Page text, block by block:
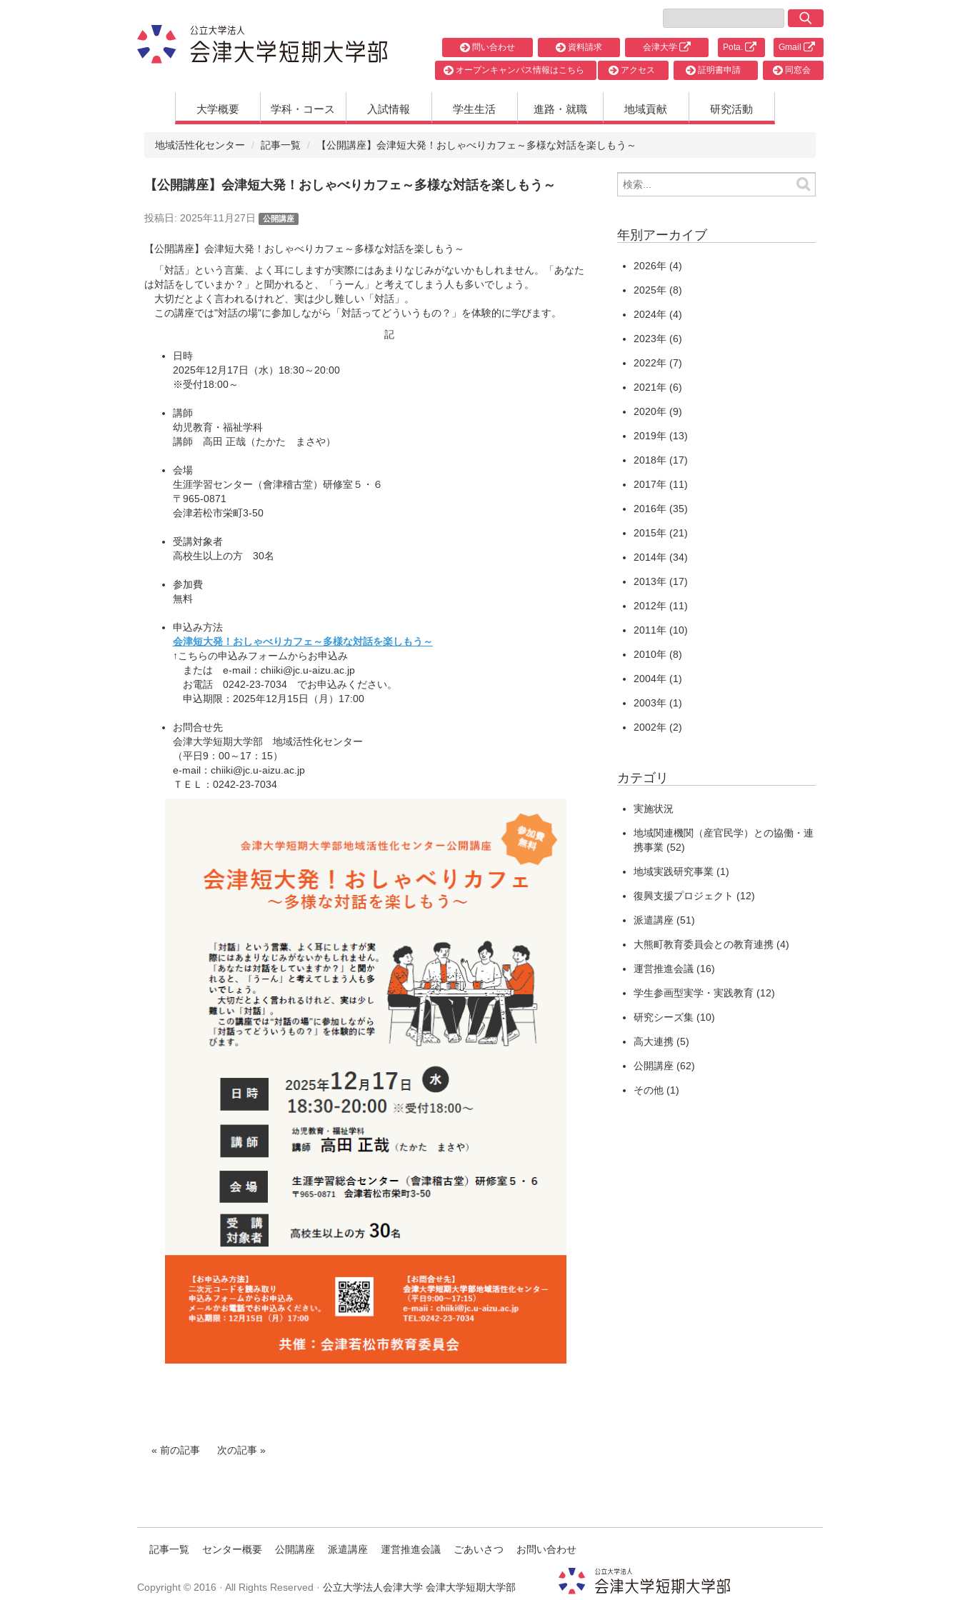
オープンキャンパス情報はこちら アクセス 証明書申請 同窓会
問い合わせ 資料請求 会津大学 Pota. Gmail
大学概要 学科・コース 入試情報 学生生活 進路・就職 地域貢献 研究活動
地域活性化センター 記事一覧 【公開講座】会津短大発！おしゃべりカフェ～多様な対話を楽しもう～
【公開講座】会津短大発！おしゃべりカフェ～多様な対話を楽しもう～
投稿日: 2025年11月27日 公開講座
【公開講座】会津短大発！おしゃべりカフェ～多様な対話を楽しもう～
「対話」という言葉、よく耳にしますが実際にはあまりなじみがないかもしれません。「あなた
は対話をしていまか？」と聞かれると、「うーん」と考えてしまう人も多いでしょう。
大切だとよく言われるけれど、実は少し難しい「対話」。
この講座では"対話の場"に参加しながら「対話ってどういうもの？」を体験的に学びます。
記
日時
2025年12月17日（水）18:30～20:00
※受付18:00～
講師
幼児教育・福祉学科
講師 高田 正哉（たかた まさや）
会場
生涯学習センター（會津稽古堂）研修室５・６
〒965-0871
会津若松市栄町3-50
受講対象者
高校生以上の方 30名
参加費
無料
申込み方法
会津短大発！おしゃべりカフェ～多様な対話を楽しもう～
↑こちらの申込みフォームからお申込み
または e-mail：chiiki@jc.u-aizu.ac.jp
お電話 0242-23-7034 でお申込みください。
申込期限：2025年12月15日（月）17:00
お問合せ先
会津大学短期大学部 地域活性化センター
（平日9：00～17：15）
e-mail：chiiki@jc.u-aizu.ac.jp
ＴＥＬ：0242-23-7034
前の記事 次の記事
年別アーカイブ
2026年 (4)
2025年 (8)
2024年 (4)
2023年 (6)
2022年 (7)
2021年 (6)
2020年 (9)
2019年 (13)
2018年 (17)
2017年 (11)
2016年 (35)
2015年 (21)
2014年 (34)
2013年 (17)
2012年 (11)
2011年 (10)
2010年 (8)
2004年 (1)
2003年 (1)
2002年 (2)
カテゴリ
実施状況
地域関連機関（産官民学）との協働・連
携事業 (52)
地域実践研究事業 (1)
復興支援プロジェクト (12)
派遣講座 (51)
大熊町教育委員会との教育連携 (4)
運営推進会議 (16)
学生参画型実学・実践教育 (12)
研究シーズ集 (10)
高大連携 (5)
公開講座 (62)
その他 (1)
記事一覧 センター概要 公開講座 派遣講座 運営推進会議 ごあいさつ お問い合わせ
Copyright © 2016 · All Rights Reserved · 公立大学法人会津大学 会津大学短期大学部